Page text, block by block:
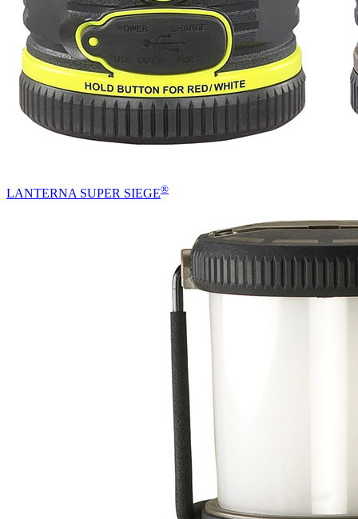
LANTERNA SUPER SIEGE®